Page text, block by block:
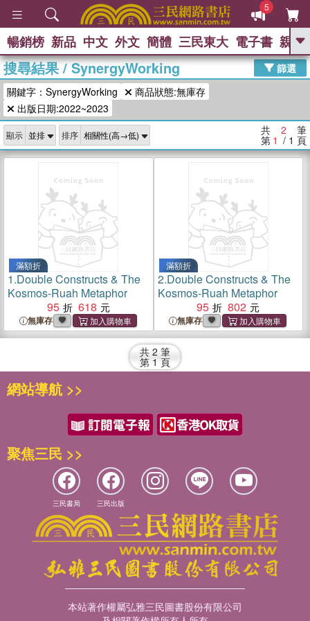
5
GO
熱搜：
暢銷榜 新品 中文 外文 簡體 三民東大 電子書 親子
搜尋結果/SynergyWorking
篩選
關鍵字：SynergyWorking
商品狀態:無庫存
出版日期:2022~2023
顯示 排序 共 2 筆
第 1 / 1 頁
滿額折
1.Double Constructs & The
Kosmos-Ruah Metaphor
95
618
無庫存
滿額折
2.Double Constructs & The
Kosmos-Ruah Metaphor
95
802
無庫存
共 2 筆
第 1 頁
網站導航 >>
聚焦三民 >>
三民書局 三民出版
本站著作權屬弘雅三民圖書股份有限公司